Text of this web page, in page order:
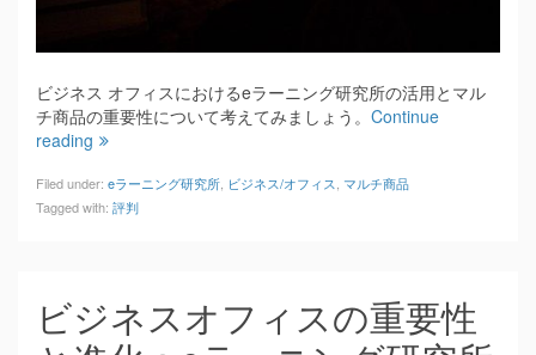
ビジネス オフィスにおけるeラーニング研究所の活用とマル
チ商品の重要性について考えてみましょう。 Continue
reading
Filed under: eラーニング研究所 ビジネス/オフィス マルチ商品
Tagged with: 評判
ビジネスオフィスの重要性